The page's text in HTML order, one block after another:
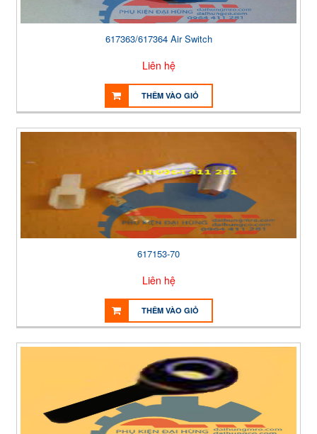
617363/617364 Air Switch
Liên hệ
THÊM VÀO GIỎ
617153-70
Liên hệ
THÊM VÀO GIỎ